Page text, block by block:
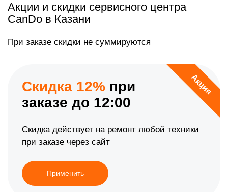
Акции и скидки сервисного центра
CanDo в Казани
При заказе скидки не суммируются
Акция
Скидка 12% при
заказе до 12:00
Скидка действует на ремонт любой техники
при заказе через сайт
Применить